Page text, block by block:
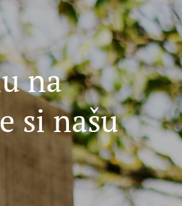
na
si našu